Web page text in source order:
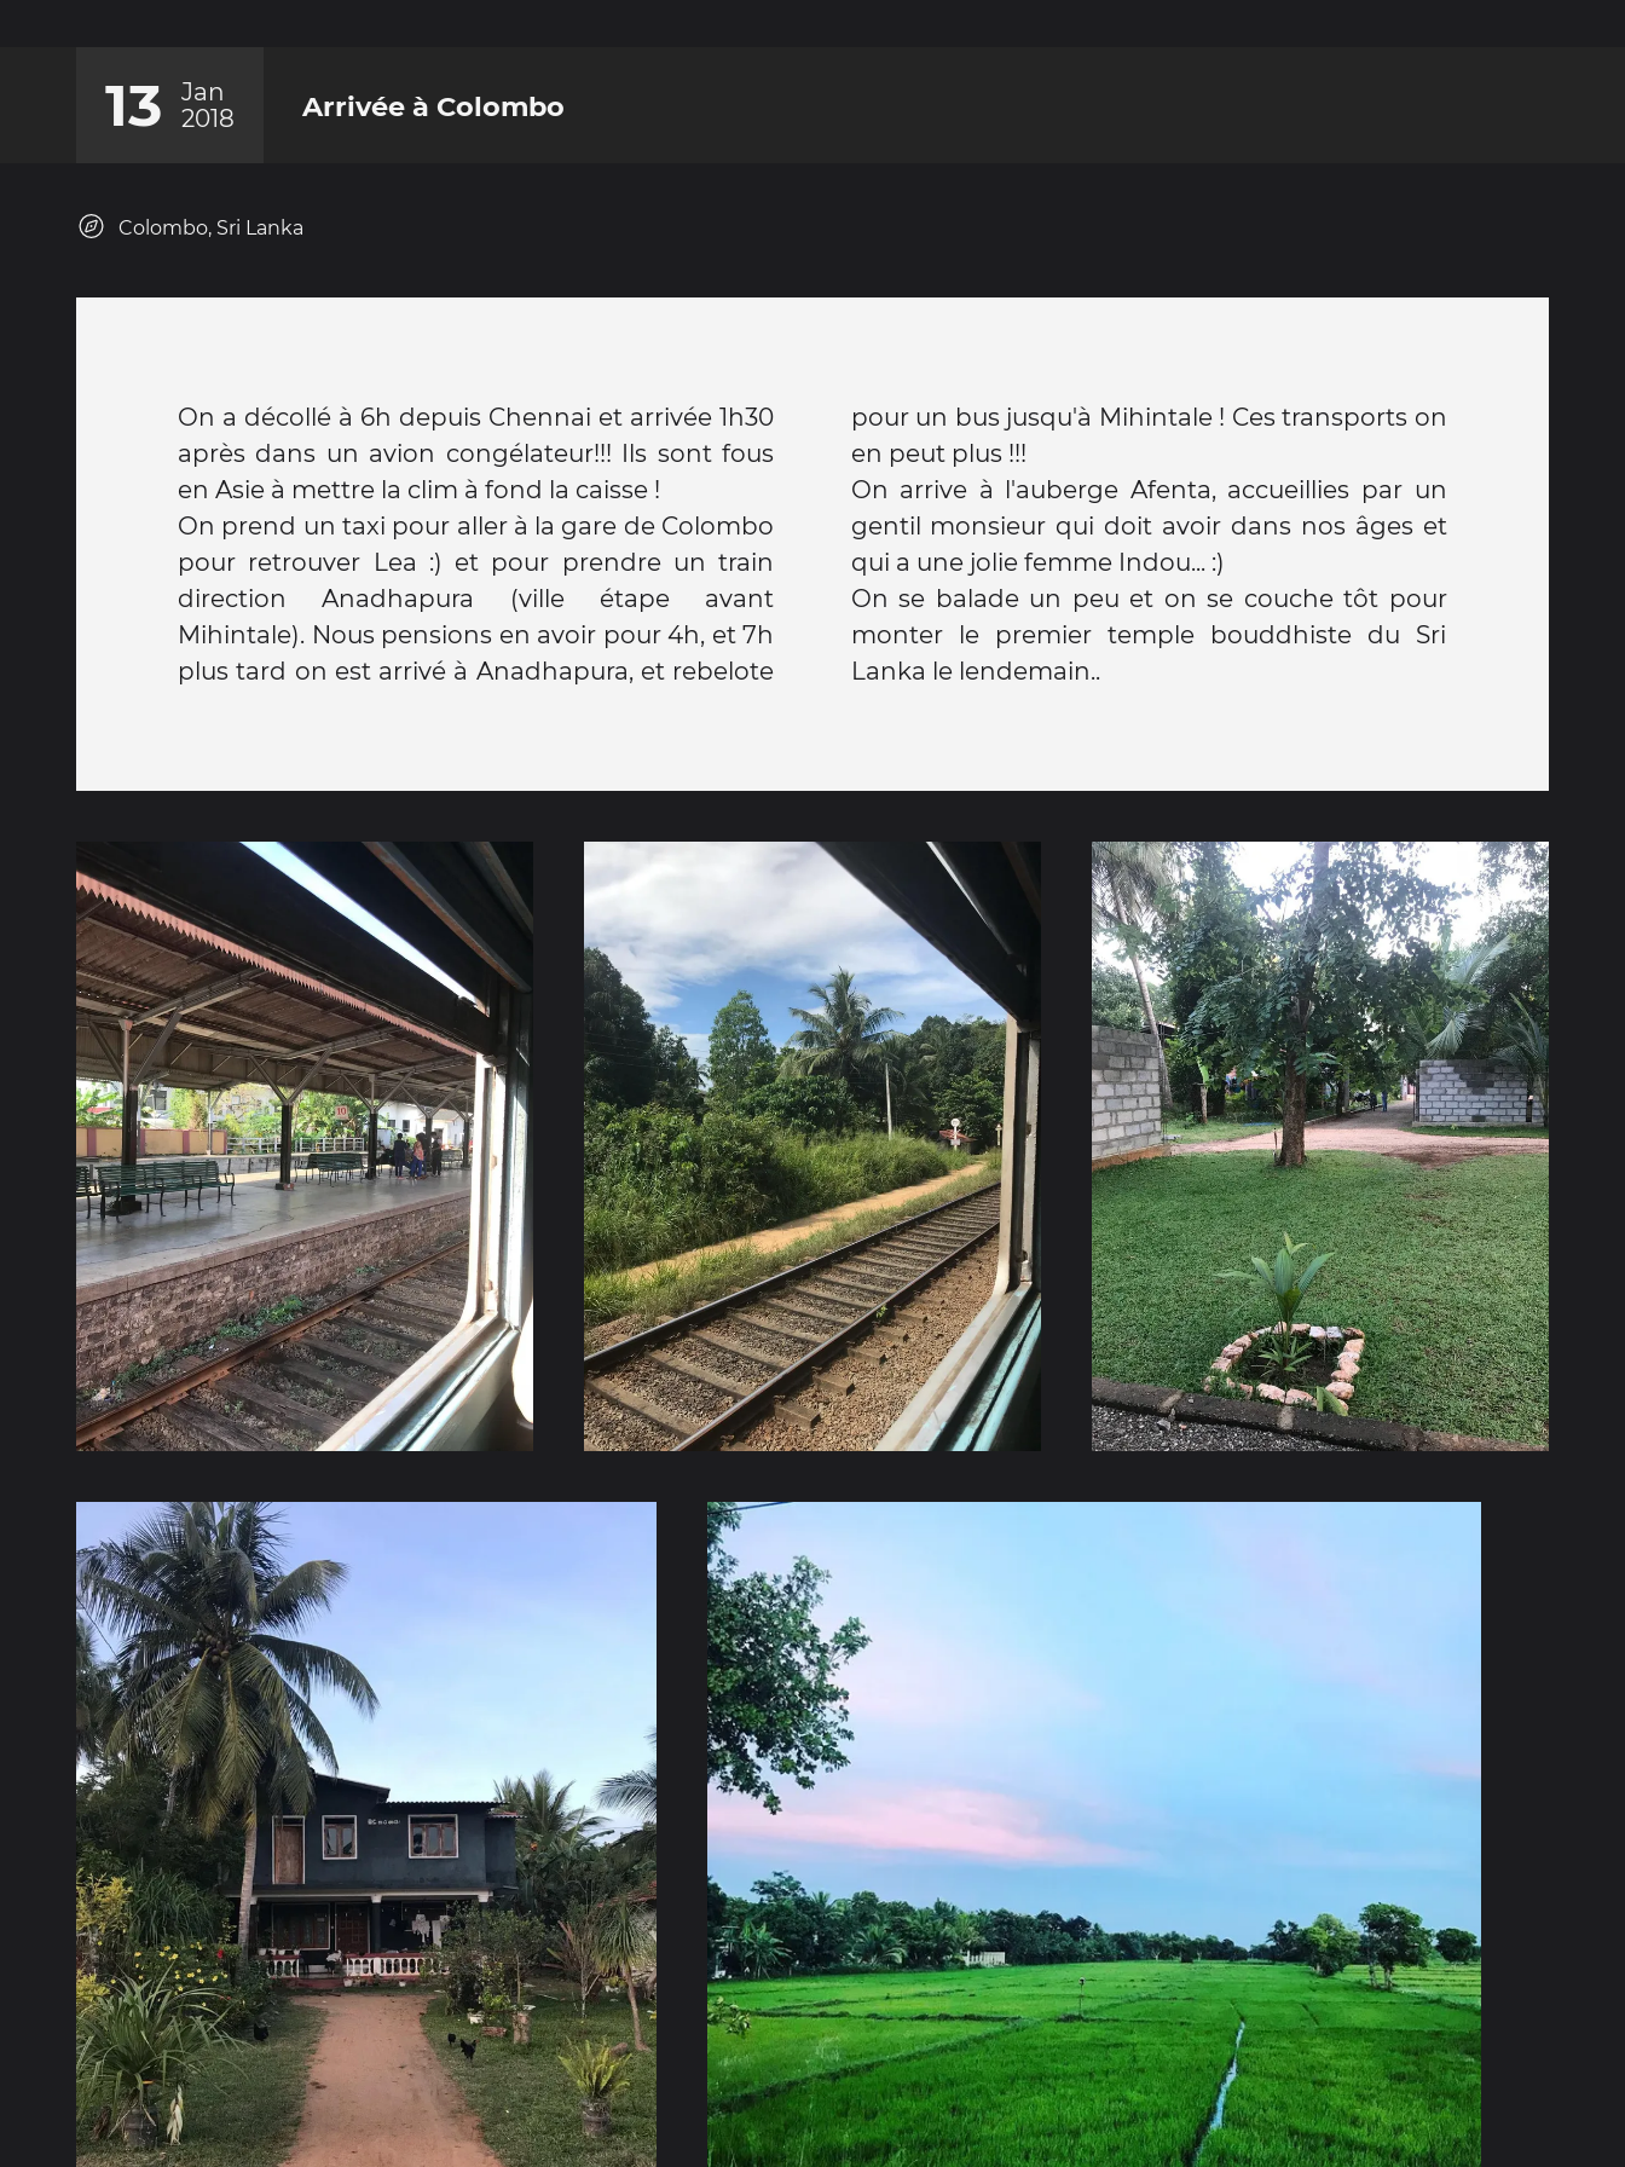
13
Jan
2018
Arrivée à Colombo
Colombo, Sri Lanka
On a décollé à 6h depuis Chennai et arrivée 1h30
après dans un avion congélateur!!! Ils sont fous
en Asie à mettre la clim à fond la caisse !
On prend un taxi pour aller à la gare de Colombo
pour retrouver Lea :) et pour prendre un train
direction Anadhapura (ville étape avant
Mihintale). Nous pensions en avoir pour 4h, et 7h
plus tard on est arrivé à Anadhapura, et rebelote
pour un bus jusqu'à Mihintale ! Ces transports on
en peut plus !!!
On arrive à l'auberge Afenta, accueillies par un
gentil monsieur qui doit avoir dans nos âges et
qui a une jolie femme Indou... :)
On se balade un peu et on se couche tôt pour
monter le premier temple bouddhiste du Sri
Lanka le lendemain..